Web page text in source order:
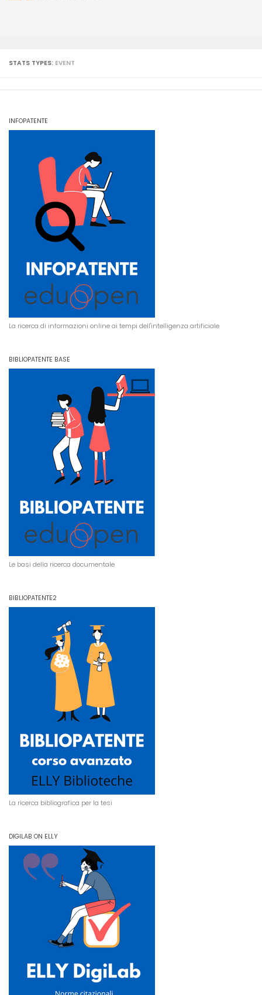
STATS TYPES: EVENT
INFOPATENTE
La ricerca di informazioni online ai tempi dell'intelligenza artificiale
BIBLIOPATENTE BASE
Le basi della ricerca documentale
BIBLIOPATENTE2
La ricerca bibliografica per la tesi
DIGILAB ON ELLY